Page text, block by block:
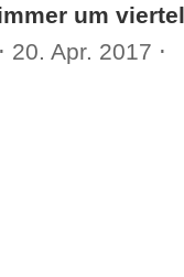
um
⋅ 20. Apr. 2017 ⋅